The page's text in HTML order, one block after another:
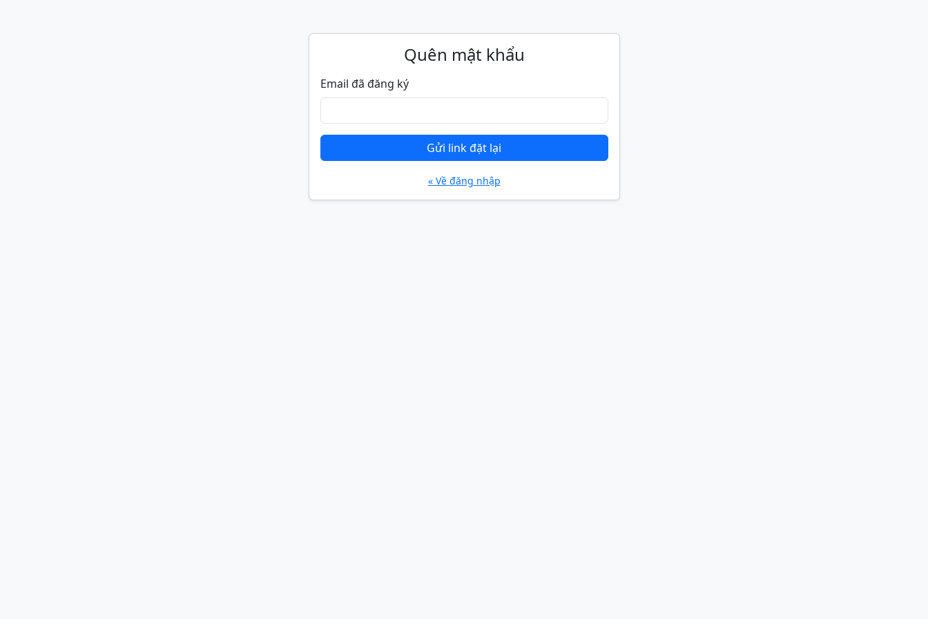
Quên mật khẩu
Email đã đăng ký
Gửi link đặt lại
« Về đăng nhập